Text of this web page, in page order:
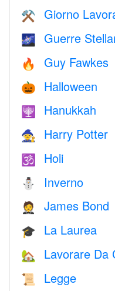
⚒️ Giorno
🌌 Guerre
🔥 Guy Fawkes
🎃 Halloween
🕎 Hanukkah
🧙 Harry Potter
🕉 Holi
⛄ Inverno
🤵 James Bond
🎓 La Laurea
🏡 Lavorare Da
📜 Legge